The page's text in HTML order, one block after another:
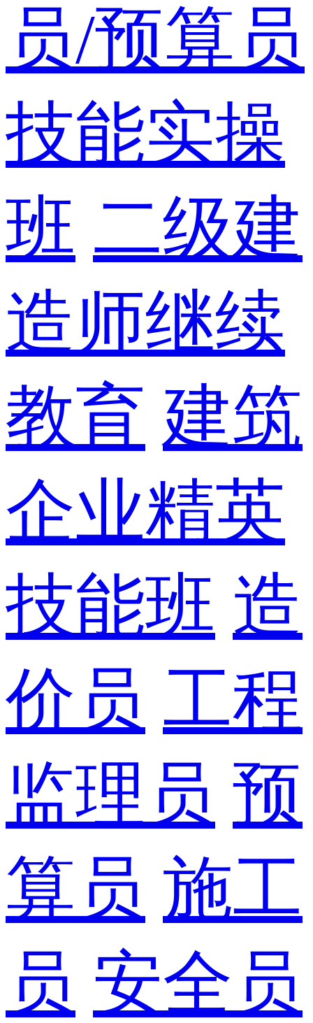
员/预算员
技能实操
班 二级建
造师继续
教育 建筑
企业精英
技能班 造
价员 工程
监理员 预
算员 施工
员 安全员